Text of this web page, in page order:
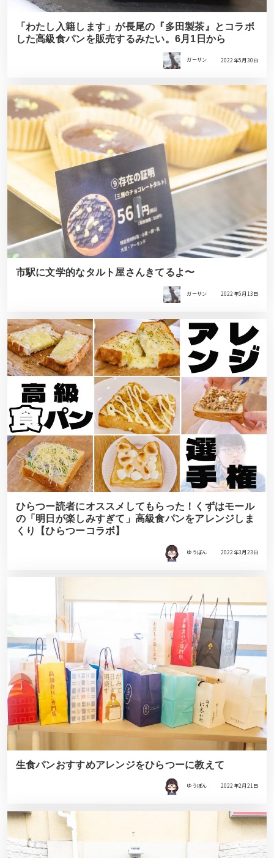
「わたし入籍します」が長尾の『多田製茶』とコラボ
した高級食パンを販売するみたい。6月1日から
ガーサン 2022年5月30日
市駅に文学的なタルト屋さんきてるよ〜
ガーサン 2022年5月13日
ひらつー読者にオススメしてもらった！くずはモール
の「明日が楽しみすぎて」高級食パンをアレンジしま
くり【ひらつーコラボ】
ゆうぽん 2022年3月23日
生食パンおすすめアレンジをひらつーに教えて
ゆうぽん 2022年2月21日